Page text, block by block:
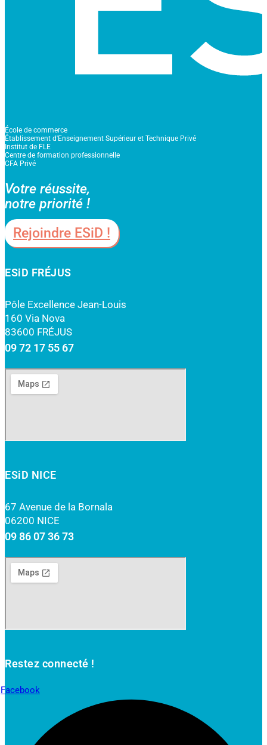
École de commerce
Établissement d'Enseignement Supérieur et Technique Privé
Institut de FLE
Centre de formation professionnelle
CFA Privé
Votre réussite,
notre priorité !
Rejoindre ESiD !
ESiD FRÉJUS
Pôle Excellence Jean-Louis
160 Via Nova
83600 FRÉJUS
09 72 17 55 67
ESiD NICE
67 Avenue de la Bornala
06200 NICE
09 86 07 36 73
Restez connecté !
Facebook